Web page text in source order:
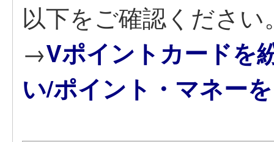
以下をご確認ください
→Vポイントカードを
い/ポイント・マネー